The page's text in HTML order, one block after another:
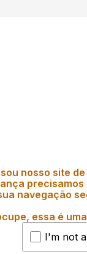
nosso site
navegação
essa é
I'm not